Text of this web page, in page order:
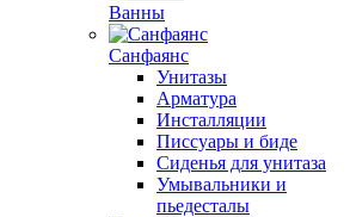
Ванны
Санфаянс
Унитазы
Арматура
Инсталляции
Писсуары и биде
Сиденья для унитаза
Умывальники и
пьедесталы